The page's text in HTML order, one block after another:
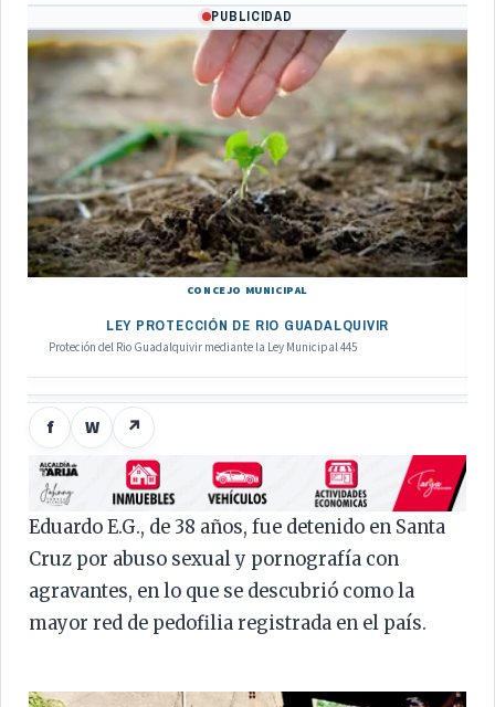
PUBLICIDAD
CONCEJO MUNICIPAL
LEY PROTECCIÓN DE RIO GUADALQUIVIR
Proteción del Rio Guadalquivir mediante la Ley Municipal 445
f W ↗
Eduardo E.G., de 38 años, fue detenido en Santa
Cruz por abuso sexual y pornografía con
agravantes, en lo que se descubrió como la
mayor red de pedofilia registrada en el país.